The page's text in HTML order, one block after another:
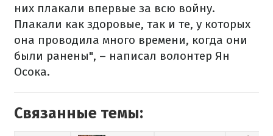
них плакали впервые за всю войну.
Плакали как здоровые, так и те, у которых
она проводила много времени, когда они
были ранены", – написал волонтер Ян
Осока.
Связанные темы: